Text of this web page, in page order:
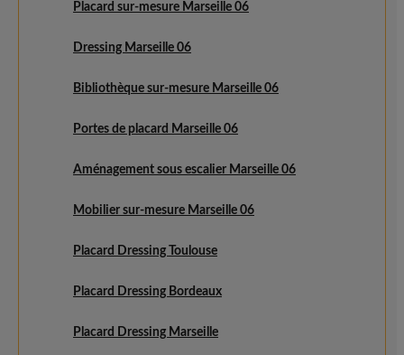
Placard sur-mesure Marseille 06
Dressing Marseille 06
Bibliothèque sur-mesure Marseille 06
Portes de placard Marseille 06
Aménagement sous escalier Marseille 06
Mobilier sur-mesure Marseille 06
Placard Dressing Toulouse
Placard Dressing Bordeaux
Placard Dressing Marseille